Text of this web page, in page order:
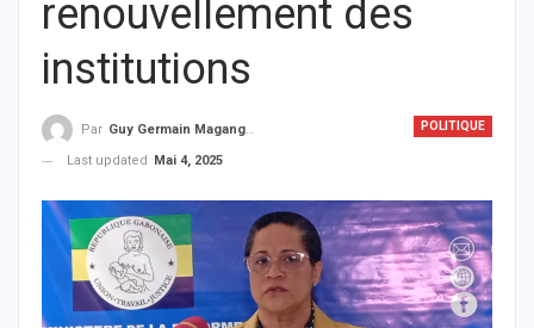
renouvellement des
institutions
POLITIQUE
Par Guy Germain Maganga Nziengui
Last updated
Mai 4, 2025